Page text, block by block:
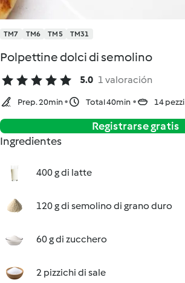
TM7 TM6 TM5 TM31
Polpettine dolci di semolino
5.0 1 valoración
Prep. 20min Total 40min 14 pezzi
Registrarse gratis
Ingredientes
400 g di latte
120 g di semolino di grano duro
60 g di zucchero
2 pizzichi di sale